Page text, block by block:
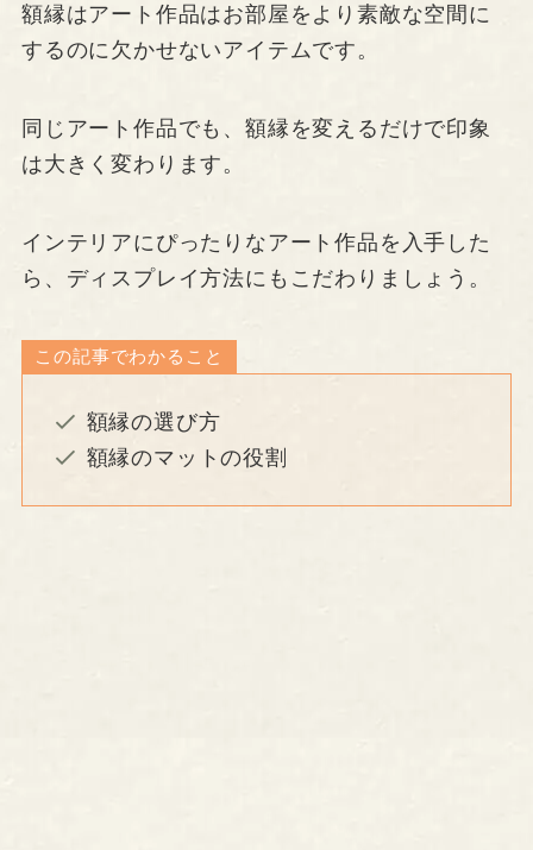
額縁はアート作品はお部屋をより素敵な空間に
するのに欠かせないアイテムです。
同じアート作品でも、額縁を変えるだけで印象
は大きく変わります。
インテリアにぴったりなアート作品を入手した
ら、ディスプレイ方法にもこだわりましょう。
この記事でわかること
額縁の選び方
額縁のマットの役割